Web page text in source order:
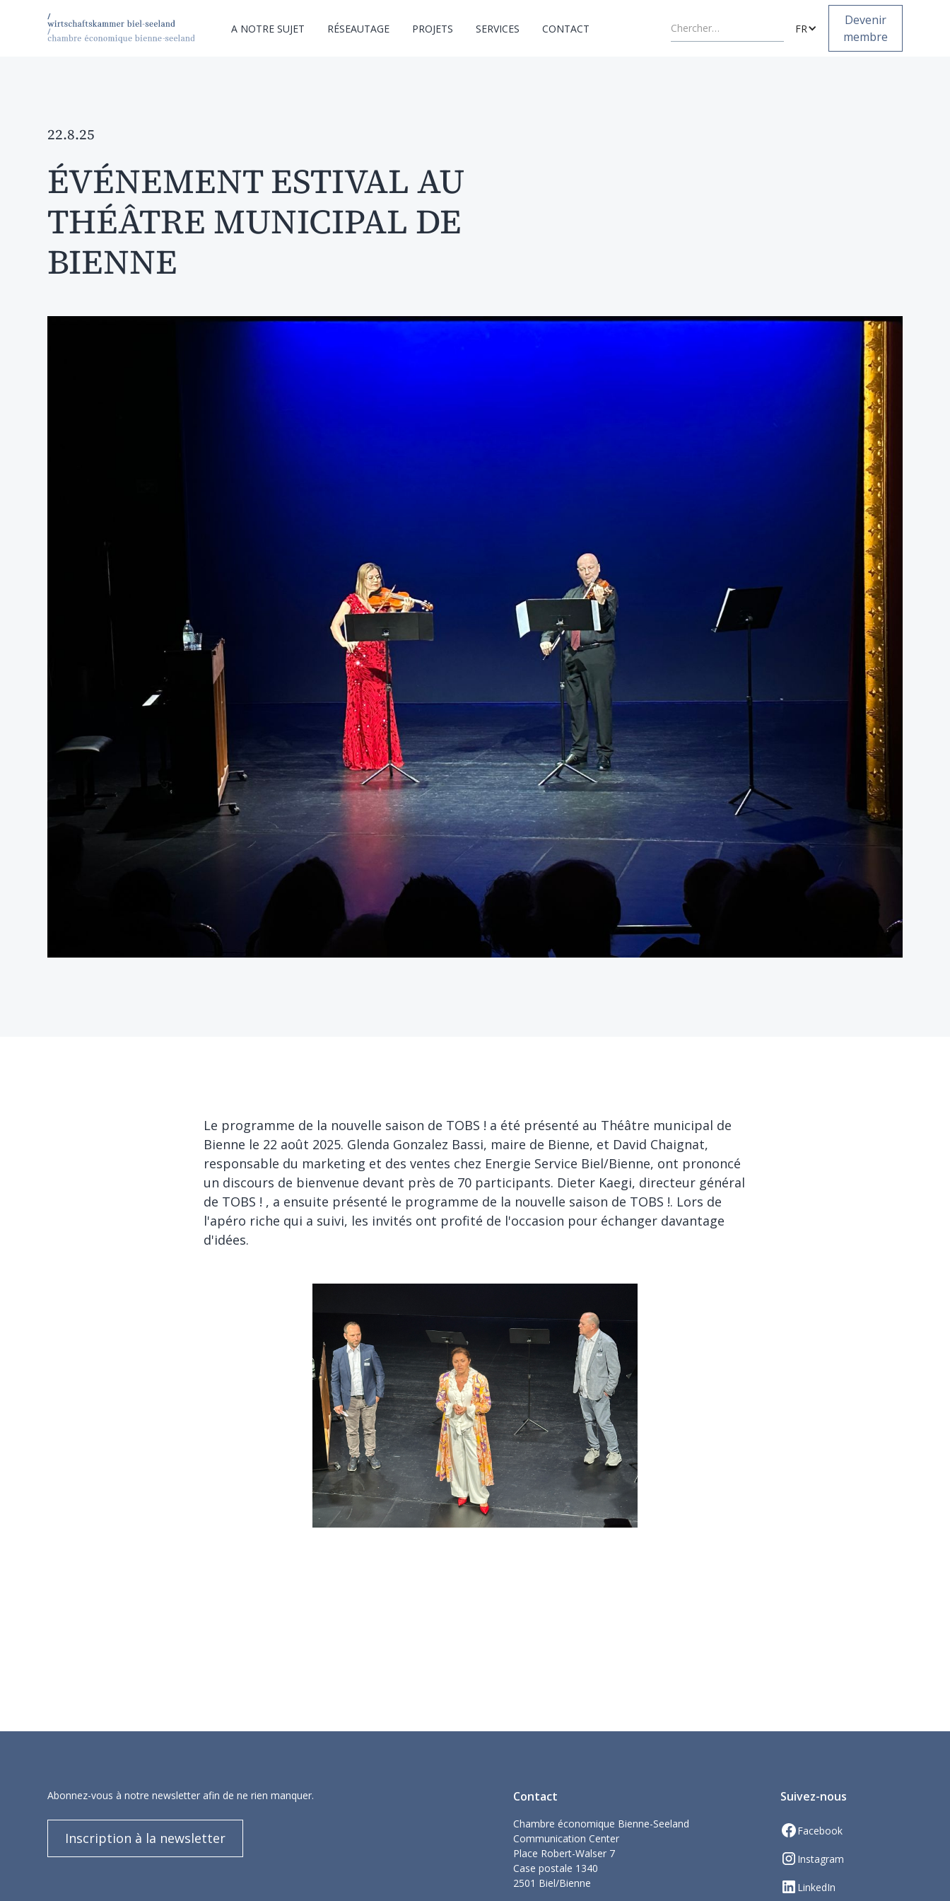
A NOTRE SUJET RÉSEAUTAGE PROJETS SERVICES CONTACT FR
Devenir
membre
22.8.25
ÉVÉNEMENT ESTIVAL AU
THÉÂTRE MUNICIPAL DE
BIENNE
Le programme de la nouvelle saison de TOBS ! a été présenté au Théâtre municipal de
Bienne le 22 août 2025. Glenda Gonzalez Bassi, maire de Bienne, et David Chaignat,
responsable du marketing et des ventes chez Energie Service Biel/Bienne, ont prononcé
un discours de bienvenue devant près de 70 participants. Dieter Kaegi, directeur général
de TOBS ! , a ensuite présenté le programme de la nouvelle saison de TOBS !. Lors de
l'apéro riche qui a suivi, les invités ont profité de l'occasion pour échanger davantage
d'idées.
Abonnez-vous à notre newsletter afin de ne rien manquer.
Inscription à la newsletter
Contact
Chambre économique Bienne-Seeland
Communication Center
Place Robert-Walser 7
Case postale 1340
2501 Biel/Bienne
Suivez-nous
Facebook
Instagram
LinkedIn